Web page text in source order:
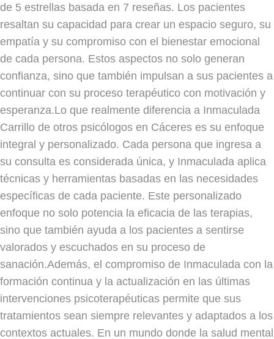
de 5 estrellas basada en 7 reseñas. Los pacientes
resaltan su capacidad para crear un espacio seguro, su
empatía y su compromiso con el bienestar emocional
de cada persona. Estos aspectos no solo generan
confianza, sino que también impulsan a sus pacientes a
continuar con su proceso terapéutico con motivación y
esperanza.Lo que realmente diferencia a Inmaculada
Carrillo de otros psicólogos en Cáceres es su enfoque
integral y personalizado. Cada persona que ingresa a
su consulta es considerada única, y Inmaculada aplica
técnicas y herramientas basadas en las necesidades
específicas de cada paciente. Este personalizado
enfoque no solo potencia la eficacia de las terapias,
sino que también ayuda a los pacientes a sentirse
valorados y escuchados en su proceso de
sanación.Además, el compromiso de Inmaculada con la
formación continua y la actualización en las últimas
intervenciones psicoterapéuticas permite que sus
tratamientos sean siempre relevantes y adaptados a los
contextos actuales. En un mundo donde la salud mental